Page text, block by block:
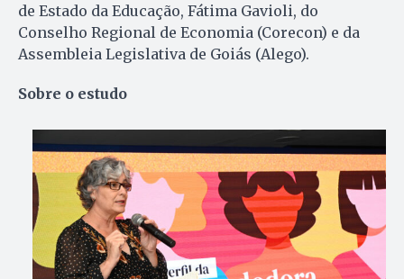
de Estado da Educação, Fátima Gavioli, do
Conselho Regional de Economia (Corecon) e da
Assembleia Legislativa de Goiás (Alego).
Sobre o estudo